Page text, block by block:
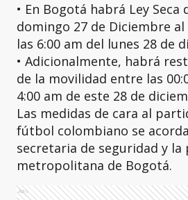
• En Bogotá habrá Ley Seca
domingo 27 de Diciembre
las 6:00 am del lunes 28 de
• Adicionalmente, habrá
de la movilidad entre las
4:00 am de este 28 de
Las medidas de cara al
fútbol colombiano se
secretaria de seguridad y la
metropolitana de Bogotá.
Ads